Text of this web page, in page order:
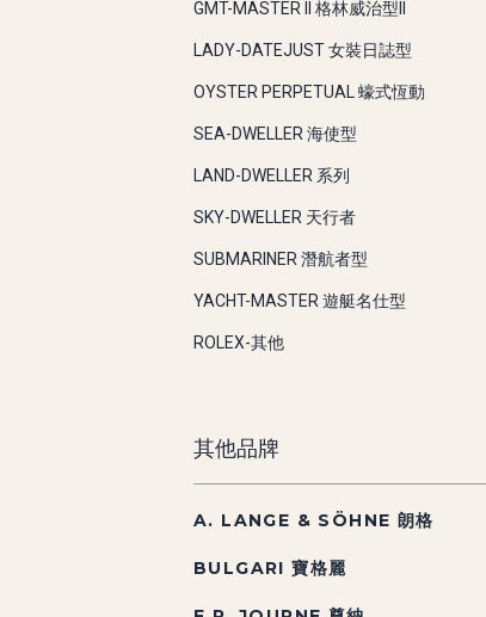
GMT-MASTER II 格林威治型II
LADY-DATEJUST 女裝日誌型
OYSTER PERPETUAL 蠔式恆動
SEA-DWELLER 海使型
LAND-DWELLER 系列
SKY-DWELLER 天行者
SUBMARINER 潛航者型
YACHT-MASTER 遊艇名仕型
ROLEX-其他
其他品牌
A. LANGE & SÖHNE 朗格
BULGARI 寶格麗